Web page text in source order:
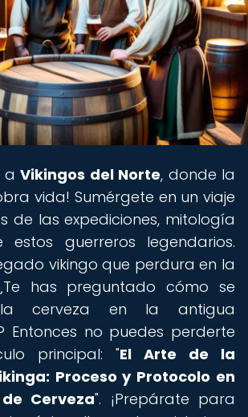
a Vikingos del Norte, donde la
vida! Sumérgete en un viaje
de las expediciones, mitología
guerreros legendarios.
vikingo que perdura en la
has preguntado cómo se
cerveza en la antigua
Entonces no puedes perderte
principal: "El Arte de la
Proceso y Protocolo en
Cerveza". ¡Prepárate para